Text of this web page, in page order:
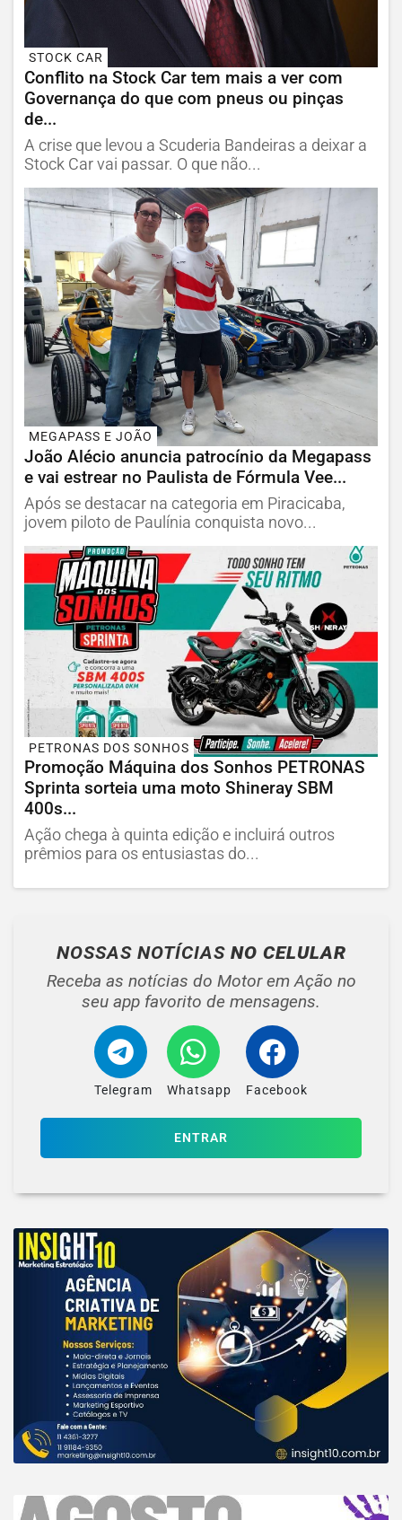
STOCK CAR
Conflito na Stock Car tem mais a ver com
Governança do que com pneus ou pinças
de...
A crise que levou a Scuderia Bandeiras a deixar a
Stock Car vai passar. O que não...
MEGAPASS E JOÃO
João Alécio anuncia patrocínio da Megapass
e vai estrear no Paulista de Fórmula Vee...
Após se destacar na categoria em Piracicaba,
jovem piloto de Paulínia conquista novo...
PETRONAS DOS SONHOS
Promoção Máquina dos Sonhos PETRONAS
Sprinta sorteia uma moto Shineray SBM
400s...
Ação chega à quinta edição e incluirá outros
prêmios para os entusiastas do...
NOSSAS NOTÍCIAS NO CELULAR
Receba as notícias do Motor em Ação no
seu app favorito de mensagens.
Telegram Whatsapp Facebook
ENTRAR